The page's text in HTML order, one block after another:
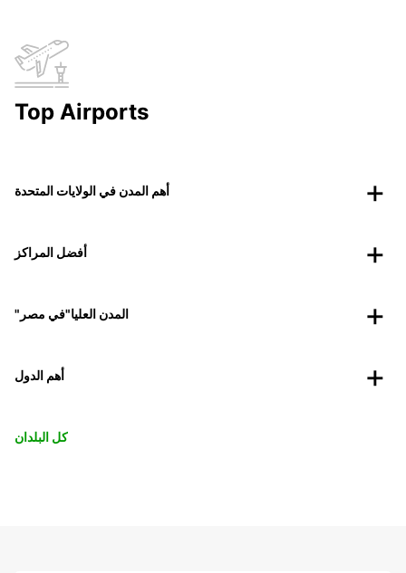
Top Airports
أهم المدن في الولايات المتحدة
أفضل المراكز
"المدن العليا"في مصر
أهم الدول
كل البلدان